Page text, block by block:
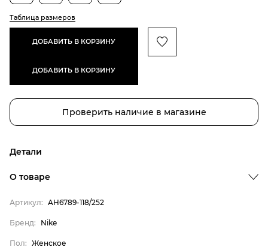
Таблица размеров
ДОБАВИТЬ В КОРЗИНУ
ДОБАВИТЬ В КОРЗИНУ
Проверить наличие в магазине
Детали
Цвет
Страна производитель
Внутренний материал
О товаре
Артикул: AH6789-118/252
Бренд: Nike
Пол: Женское